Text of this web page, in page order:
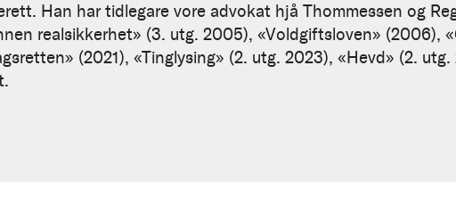
Han har tidlegare vore advokat hjå Thommessen og
realsikkerhet» (3. utg. 2005), «Voldgiftsloven» (2006),
(2021), «Tinglysing» (2. utg. 2023), «Hevd» (2.